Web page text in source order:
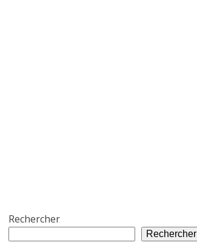
Rechercher
Rechercher